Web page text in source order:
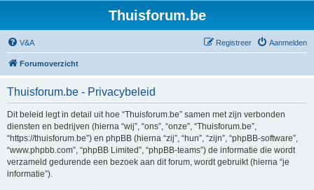
Thuisforum.be
V&A Aanmelden
Registreer
Forumoverzicht
Thuisforum.be - Privacybeleid
Dit beleid legt in detail uit hoe “Thuisforum.be” samen met zijn verbonden
diensten en bedrijven (hierna “wij”, “ons”, “onze”, “Thuisforum.be”,
“https://thuisforum.be”) en phpBB (hierna “zij”, “hun”, “zijn”, “phpBB-software”,
“www.phpbb.com”, “phpBB Limited”, “phpBB-teams”) de informatie die wordt
verzameld gedurende een bezoek aan dit forum, wordt gebruikt (hierna “je
informatie”).